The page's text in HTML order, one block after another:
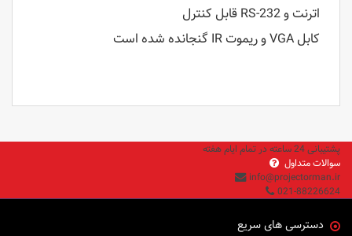
اترنت و RS-232 قابل کنترل
کابل VGA و ریموت IR گنجانده شده است
پشتیبانی 24 ساعته در تمام ایام هفته
سوالات متداول
info@projectorman.ir
021-88226624
دسترسی های سریع